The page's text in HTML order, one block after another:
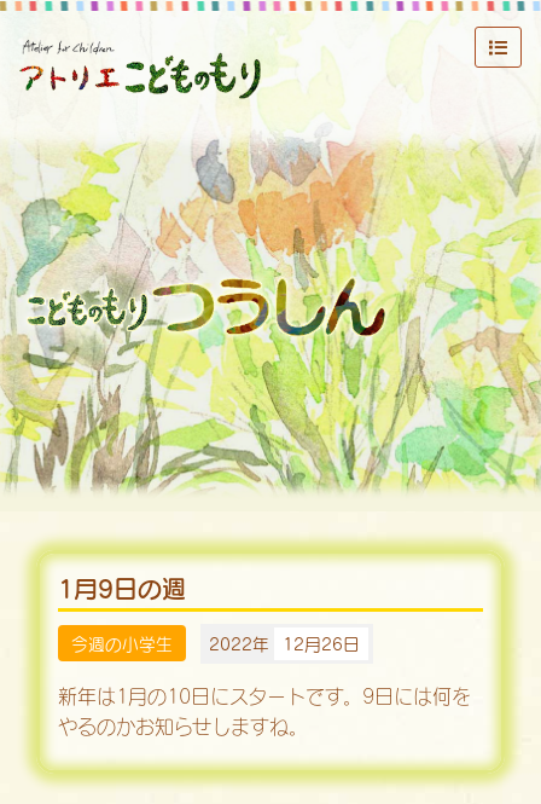
1月9日の週
今週の小学生 2022年 12月26日
新年は1月の10日にスタートです。9日には何を
やるのかお知らせしますね。